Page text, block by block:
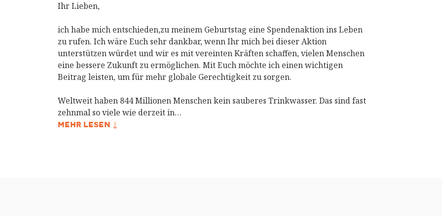
Ihr Lieben,
ich habe mich entschieden,zu meinem Geburtstag eine Spendenaktion ins Leben
zu rufen. Ich wäre Euch sehr dankbar, wenn Ihr mich bei dieser Aktion
unterstützen würdet und wir es mit vereinten Kräften schaffen, vielen Menschen
eine bessere Zukunft zu ermöglichen. Mit Euch möchte ich einen wichtigen
Beitrag leisten, um für mehr globale Gerechtigkeit zu sorgen.
Weltweit haben 844 Millionen Menschen kein sauberes Trinkwasser. Das sind fast
zehnmal so viele wie derzeit in…
MEHR LESEN ↓